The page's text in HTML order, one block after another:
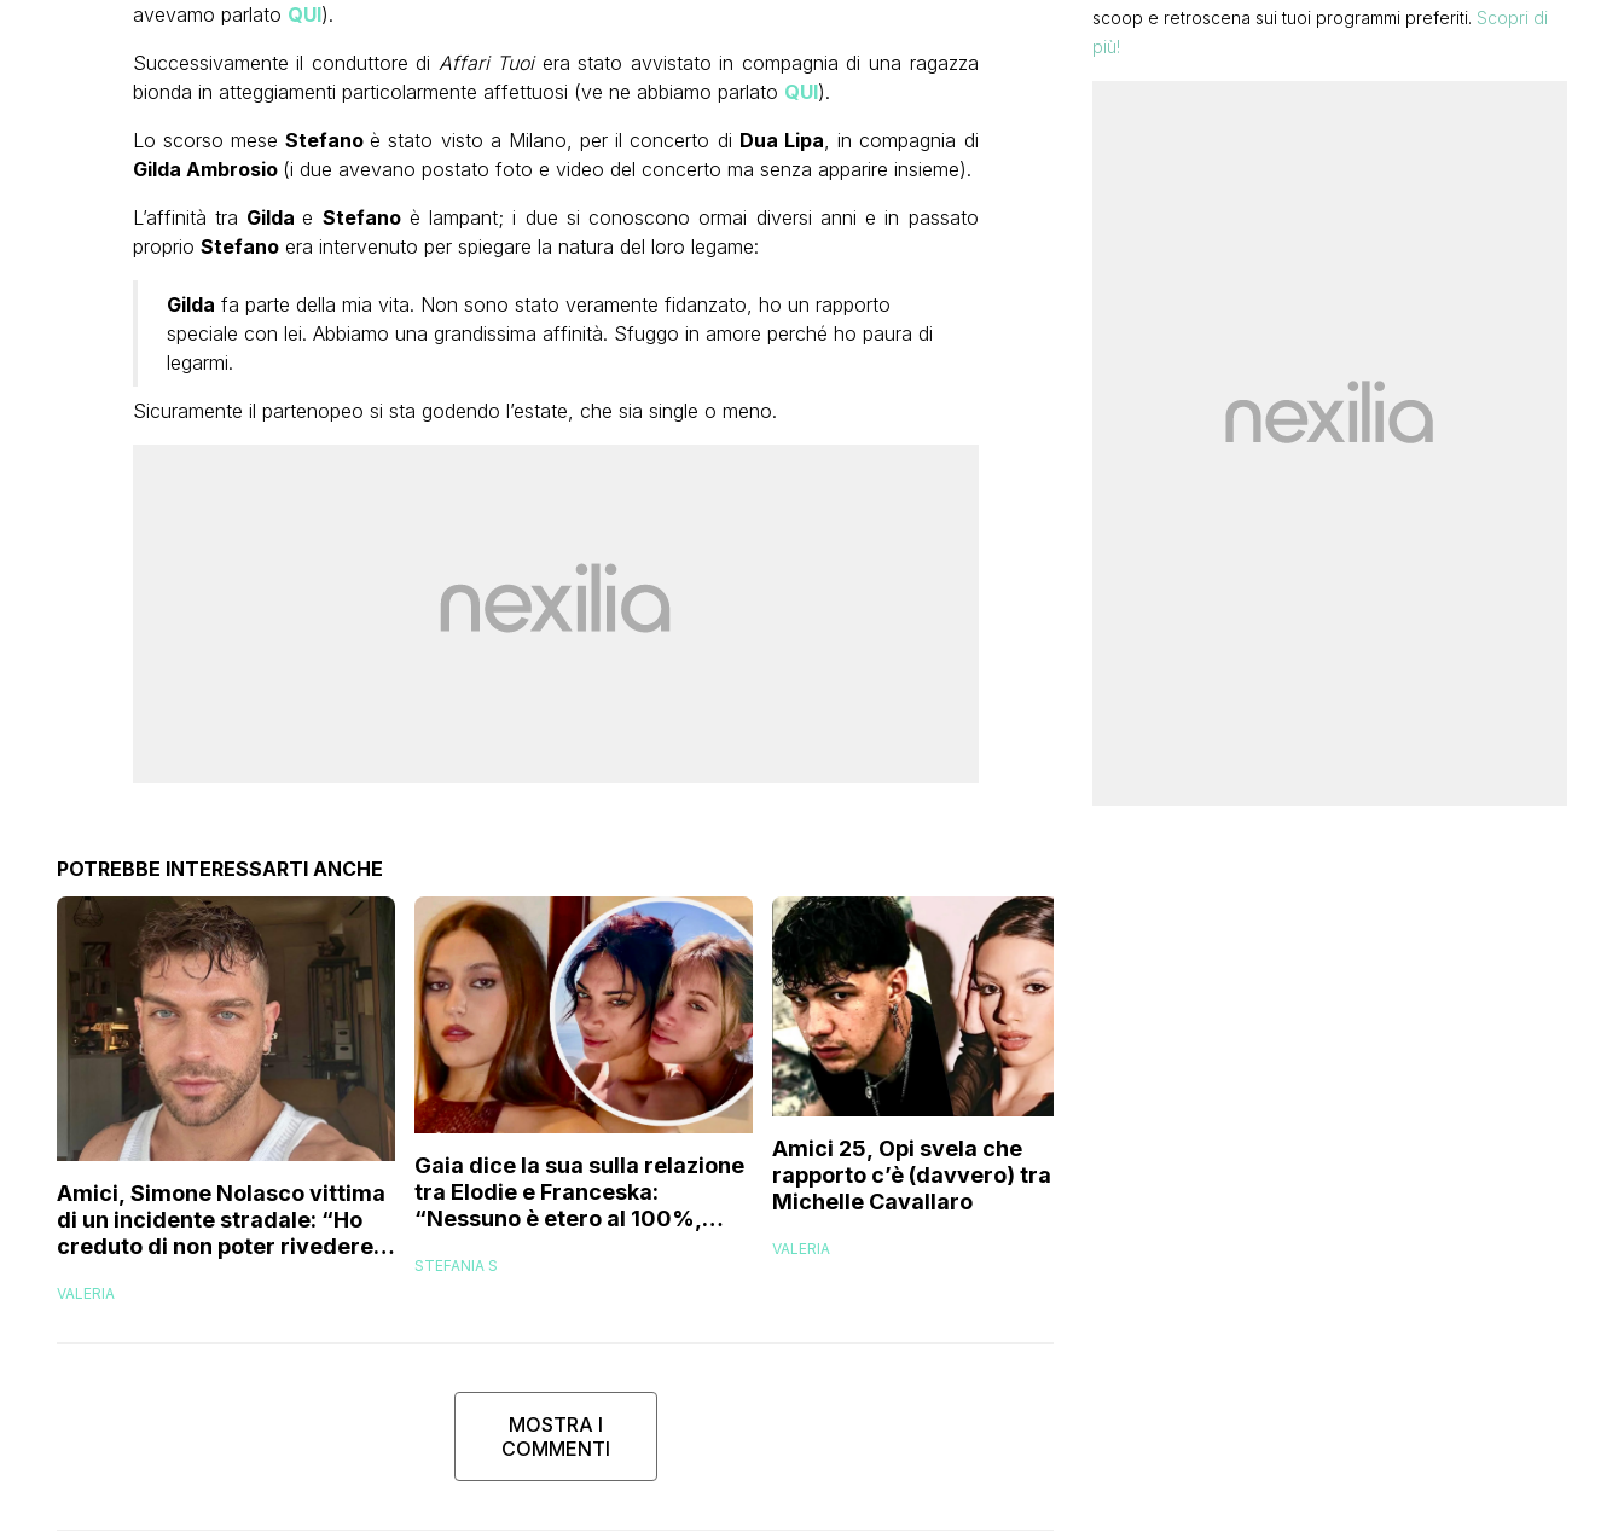
avevamo parlato QUI).
Successivamente il conduttore di Affari Tuoi era stato avvistato in compagnia di una ragazza
bionda in atteggiamenti particolarmente affettuosi (ve ne abbiamo parlato QUI).
Lo scorso meseStefanoè stato visto a Milano, per il concerto di Dua Lipa , in compagnia di
Gilda Ambrosio (i due avevano postato foto e video del concerto ma senza apparire insieme).
L’affinità tra Gildae Stefanoè lampant; i due si conoscono ormai diversi anni e in passato
proprio Stefanoera intervenuto per spiegare la natura del loro legame:
Gilda fa parte della mia vita. Non sono stato veramente fidanzato, ho un rapporto
speciale con lei. Abbiamo una grandissima affinità. Sfuggo in amore perché ho paura di
legarmi.
Sicuramente il partenopeo si sta godendo l’estate, che sia single o meno.
POTREBBE INTERESSARTI ANCHE
Amici, Simone Nolasco vittima
di un incidente stradale: “Ho
creduto di non poter rivedere
VALERIA
Gaia dice la sua sulla relazione
tra Elodie e Franceska:
“Nessuno è etero al 100%,
STEFANIA S
Amici 25, Opi svela che
rapporto c’è (davvero) tra lui e
Michelle Cavallaro
VALERIA
MOSTRA I
COMMENTI
scoop e retroscena sui tuoi programmi preferiti. Scopri di
più!